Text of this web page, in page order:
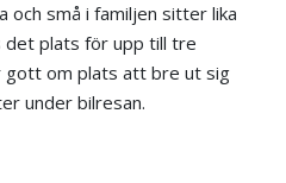
och små i familjen sitter lika
det plats för upp till tre
gott om plats att bre ut sig
under bilresan.